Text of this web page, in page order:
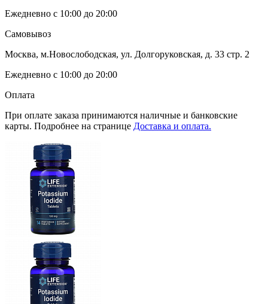
Ежедневно с 10:00 до 20:00
Самовывоз
Москва, м.Новослободская, ул. Долгоруковская, д. 33 стр. 2
Ежедневно с 10:00 до 20:00
Оплата
При оплате заказа принимаются наличные и банковские
карты. Подробнее на странице Доставка и оплата.